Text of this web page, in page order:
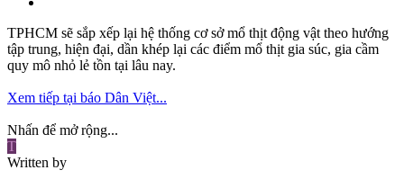
TPHCM sẽ sắp xếp lại hệ thống cơ sở mổ thịt động vật theo hướng
tập trung, hiện đại, dần khép lại các điểm mổ thịt gia súc, gia cầm
quy mô nhỏ lẻ tồn tại lâu nay.
Xem tiếp tại báo Dân Việt...
Nhấn để mở rộng...
T
Written by